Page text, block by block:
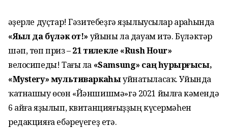
Ҡәҙерле дуҫтар! Гәзитебеҙгә яҙылыусылар ара­һында
«Яҙыл да бүләк от!» уйыны ла дауам итә. Бүләктәр
шәп, төп приз –21 тиҙлекле «Rush Hour»
велосипеды! Тағы ла «Samsung» саң һурҙырғысы,
«Mystery» мультивар­каһыуйнатыласаҡ. Уйында
ҡатнашыу өсөн «Йәншишмә»гә 2021 йыл­ға кәмендә
6 айға яҙы­лып, квитанцияғыҙҙың күсермәһен
редакцияға ебәреүегеҙ етә.